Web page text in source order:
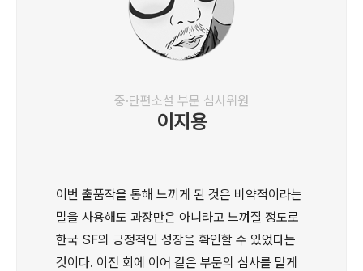
중·단편소설 부문 심사위원
이지용
이번 출품작을 통해 느끼게 된 것은 비약적이라는
말을 사용해도 과장만은 아니라고 느껴질 정도로
한국 SF의 긍정적인 성장을 확인할 수 있었다는
것이다. 이전 회에 이어 같은 부문의 심사를 맡게